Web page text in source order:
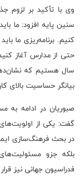
وی با تأکید بر لزوم
سنین پایه افزود: ما
کنیم. برنامه‌ریزی ما
سال هستیم که
بیانگر حساسیت بالای
صبوریان در ادامه به
گفت: یکی از
در بحث فرهنگ‌سازی
بلکه جزو
فدراسیون جهانی نیز قرار